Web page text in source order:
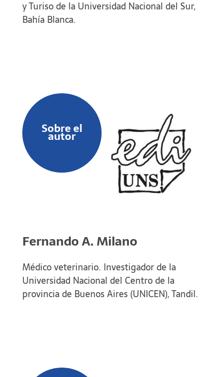
y Turiso de la Universidad Nacional del Sur,
Bahía Blanca.
Sobre el
autor
Fernando A. Milano
Médico veterinario. Investigador de la
Universidad Nacional del Centro de la
provincia de Buenos Aires (UNICEN), Tandil.